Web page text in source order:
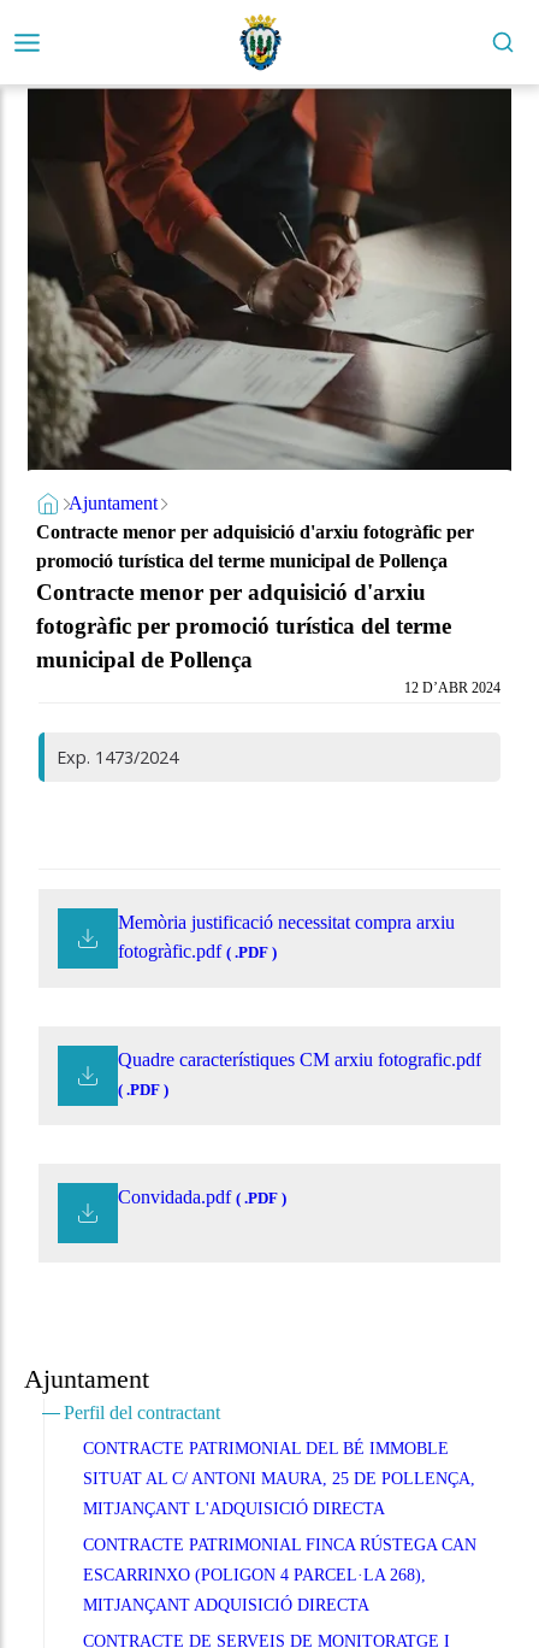
Ajuntament
Contracte menor per adquisició d'arxiu fotogràfic per
promoció turística del terme municipal de Pollença
Contracte menor per adquisició d'arxiu
fotogràfic per promoció turística del terme
municipal de Pollença
Ajuntament
Perfil del contractant
CONTRACTE PATRIMONIAL DEL BÉ IMMOBLE
SITUAT AL C/ ANTONI MAURA, 25 DE POLLENÇA,
MITJANÇANT L'ADQUISICIÓ DIRECTA
CONTRACTE PATRIMONIAL FINCA RÚSTEGA CAN
ESCARRINXO (POLIGON 4 PARCEL·LA 268),
MITJANÇANT ADQUISICIÓ DIRECTA
CONTRACTE DE SERVEIS DE MONITORATGE I
12 D’ABR 2024
Exp. 1473/2024
Memòria justificació necessitat compra arxiu
fotogràfic.pdf ( .PDF )
Quadre característiques CM arxiu fotografic.pdf
( .PDF )
Convidada.pdf ( .PDF )